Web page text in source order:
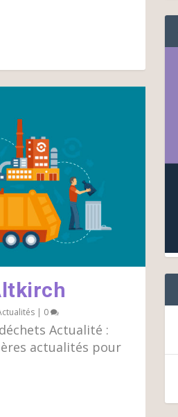
| 0
Actualité :
actualités pour